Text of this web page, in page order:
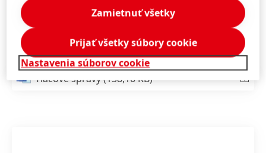
https://next.henkel-adhesives.com/de/en/medical-
device-assembly-solutions.html
Tlačové správy(158,16 KB)
Nastavenia súborov cookie
Zamietnuť všetky
Prijať všetky súbory cookie